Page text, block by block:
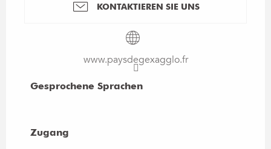
KONTAKTIEREN SIE UNS
www.paysdegexagglo.fr
Gesprochene Sprachen
Gesprochene Sprachen
Zugang
Zugang